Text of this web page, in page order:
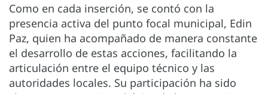
Como en cada inserción, se contó con la
presencia activa del punto focal municipal, Edin
Paz, quien ha acompañado de manera constante
el desarrollo de estas acciones, facilitando la
articulación entre el equipo técnico y las
autoridades locales. Su participación ha sido